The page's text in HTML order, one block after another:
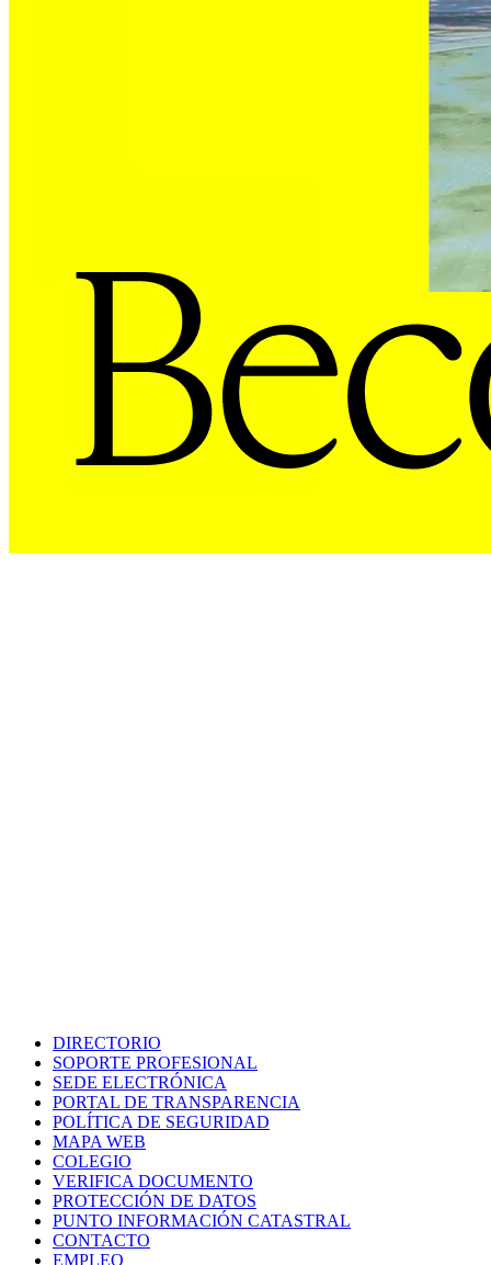
DIRECTORIO
SOPORTE PROFESIONAL
SEDE ELECTRÓNICA
PORTAL DE TRANSPARENCIA
POLÍTICA DE SEGURIDAD
MAPA WEB
COLEGIO
VERIFICA DOCUMENTO
PROTECCIÓN DE DATOS
PUNTO INFORMACIÓN CATASTRAL
CONTACTO
EMPLEO